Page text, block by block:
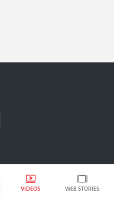
VIDEOS WEB STORIES